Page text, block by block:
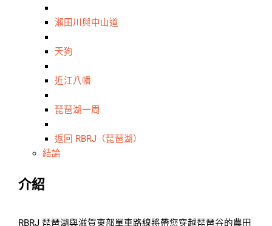
瀨田川與中山道
天狗
近江八幡
琵琶湖一周
返回 RBRJ（琵琶湖）
結論
介紹
RBRJ 琵琶湖與滋賀東部單車路線將帶您穿越琵琶谷的農田